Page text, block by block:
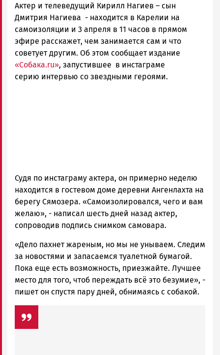
Петрозаводска
и
Карелии
|
Петрозаводск
ГОВОРИТ
Актер и телеведущий Кирилл Нагиев – сын
Дмитрия Нагиева - находится в Карелии на
самоизоляции и 3 апреля в 11 часов в прямом
эфире расскажет, чем занимается сам и что
советует другим. Об этом сообщает издание
«Собака.ru», запустившее в инстаграме
серию интервью со звездными героями.
Судя по инстаграму актера, он примерно неделю
находится в гостевом доме деревни Ангенлахта на
берегу Сямозера. «Самоизолировался, чего и вам
желаю», - написал шесть дней назад актер,
сопроводив подпись снимком самовара.
«Дело пахнет жареным, но мы не унываем. Следим
за новостями и запасаемся туалетной бумагой.
Пока еще есть возможность, приезжайте. Лучшее
место для того, чтоб переждать всё это безумие», -
пишет он спустя пару дней, обнимаясь с собакой.